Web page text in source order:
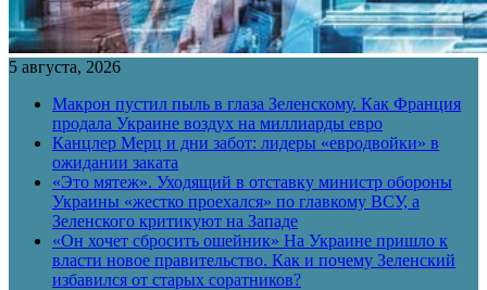
5 августа, 2026
Макрон пустил пыль в глаза Зеленскому. Как Франция
продала Украине воздух на миллиарды евро
Канцлер Мерц и дни забот: лидеры «евродвойки» в
ожидании заката
«Это мятеж». Уходящий в отставку министр обороны
Украины «жестко проехался» по главкому ВСУ, а
Зеленского критикуют на Западе
«Он хочет сбросить ошейник» На Украине пришло к
власти новое правительство. Как и почему Зеленский
избавился от старых соратников?